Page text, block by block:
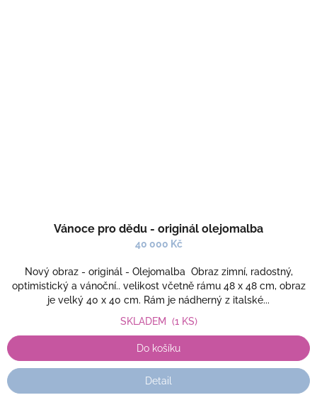
Vánoce pro dědu - originál olejomalba
40 000 Kč
Nový obraz - originál - Olejomalba Obraz zimní, radostný,
optimistický a vánoční.. velikost včetně rámu 48 x 48 cm, obraz
je velký 40 x 40 cm. Rám je nádherný z italské...
SKLADEM (1 KS)
Do košíku
Detail